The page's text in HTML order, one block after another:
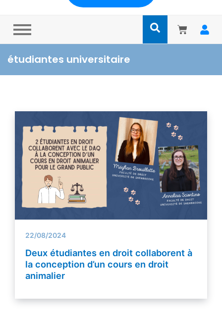
étudiantes universitaire
22/08/2024
Deux étudiantes en droit collaborent à
la conception d’un cours en droit
animalier